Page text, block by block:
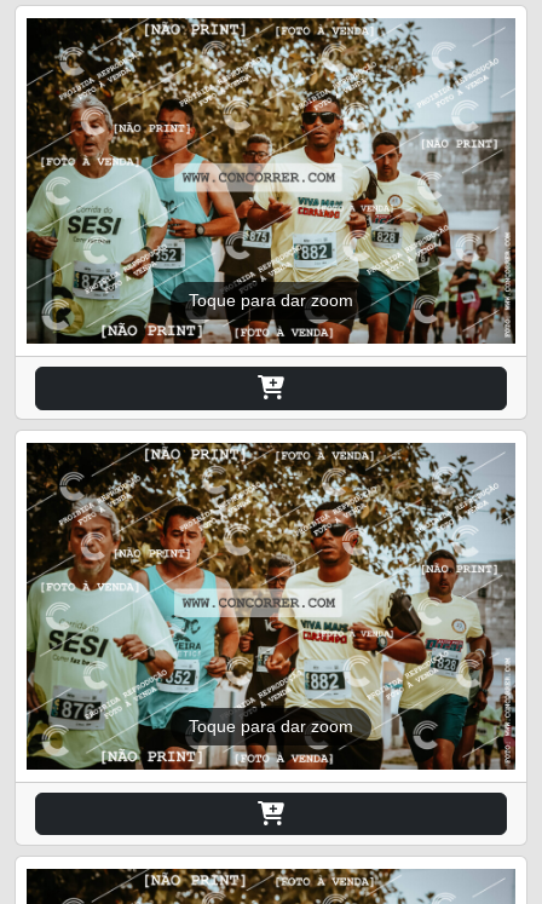
Toque para dar zoom
Toque para dar zoom